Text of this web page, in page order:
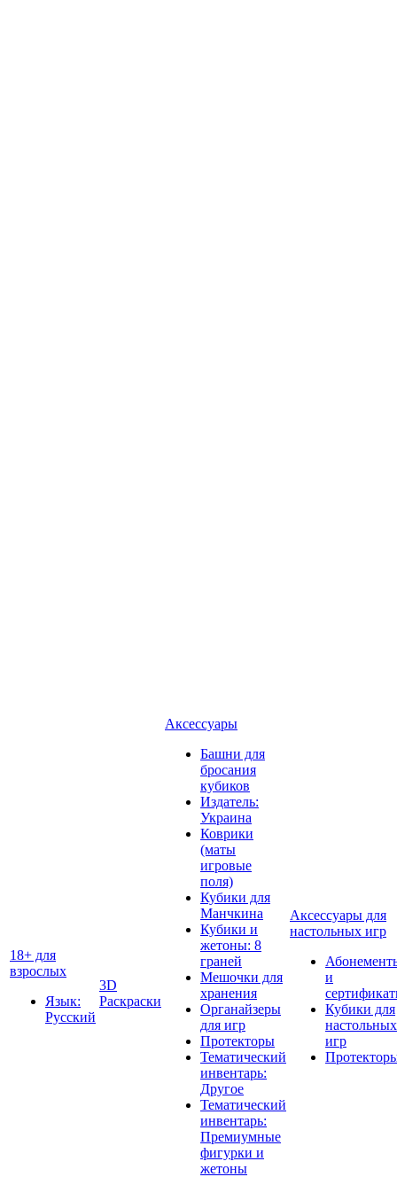
18+ для
взрослых
Язык:
Русский
3D
Раскраски
Аксессуары
Башни для
бросания
кубиков
Издатель:
Украина
Коврики
(маты
игровые
поля)
Кубики для
Манчкина
Кубики и
жетоны: 8
граней
Мешочки для
хранения
Органайзеры
для игр
Протекторы
Тематический
инвентарь:
Другое
Тематический
инвентарь:
Премиумные
фигурки и
жетоны
Аксессуары для
настольных игр
и
Кубики для
настольных
игр